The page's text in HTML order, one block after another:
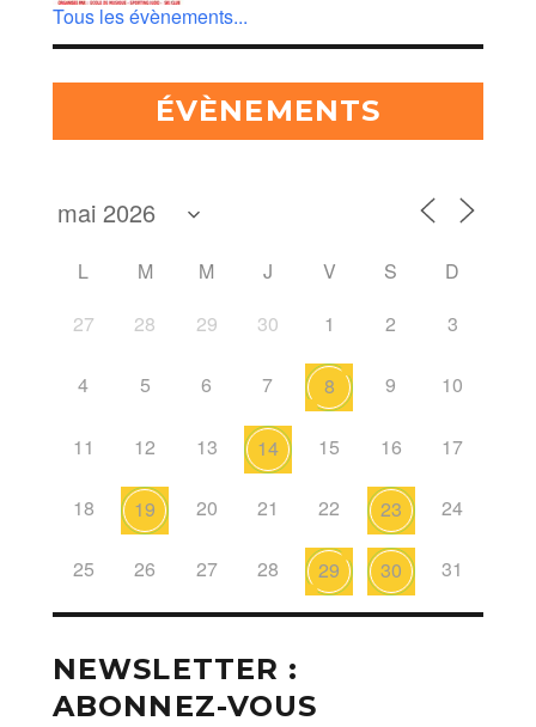
Tous les évènements...
ÉVÈNEMENTS
L M M J V S
D
27
28 29 30 1 2 3
4 5 6 7 8 9 10
11 12 13 14 15 16 17
18 19 20 21 22 23 24
25 26 27 28 29 30 31
NEWSLETTER :
ABONNEZ-VOUS